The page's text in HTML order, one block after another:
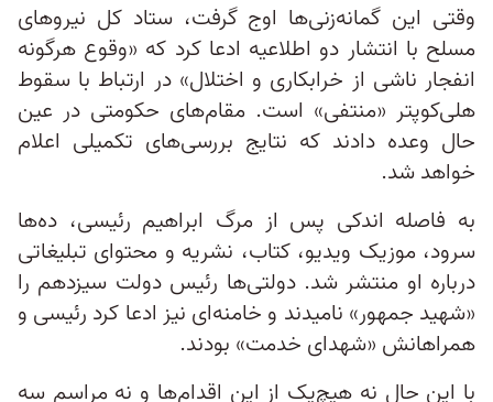
وقتی این گمانه‌زنی‌ها اوج گرفت، ستاد کل نیروهای
مسلح با انتشار دو اطلاعیه ادعا کرد که «وقوع هرگونه
انفجار ناشی از خرابکاری و اختلال» در ارتباط با سقوط
هلی‌کوپتر «منتفی» است. مقام‌های حکومتی در عین
حال وعده دادند که نتایج بررسی‌های تکمیلی اعلام
خواهد شد.
به‌ فاصله اندکی پس از مرگ ابراهیم رئیسی، ده‌ها
سرود، موزیک ویدیو، کتاب، نشریه و محتوای تبلیغاتی
درباره او منتشر شد. دولتی‌ها رئیس دولت سیزدهم را
«شهید جمهور» نامیدند و خامنه‌ای نیز ادعا کرد رئیسی و
همراهانش «شهدای خدمت» بودند.
با این حال نه هیچ‌یک از این اقدام‌ها و نه مراسم سه